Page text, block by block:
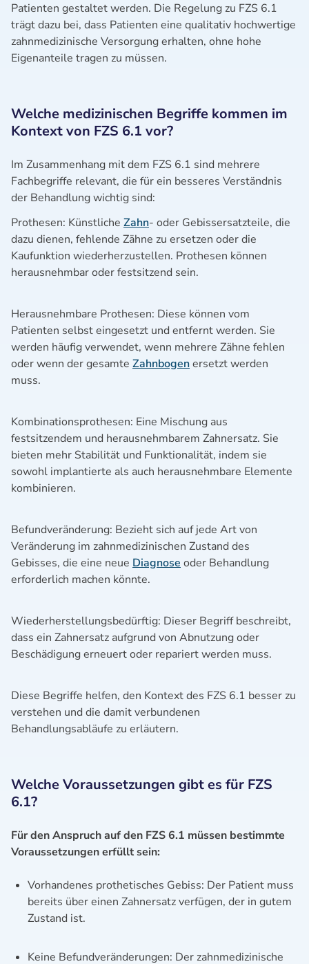
Patienten gestaltet werden. Die Regelung zu FZS 6.1
trägt dazu bei, dass Patienten eine qualitativ hochwertige
zahnmedizinische Versorgung erhalten, ohne hohe
Eigenanteile tragen zu müssen.
Welche medizinischen Begriffe kommen im
Kontext von FZS 6.1 vor?
Im Zusammenhang mit dem FZS 6.1 sind mehrere
Fachbegriffe relevant, die für ein besseres Verständnis
der Behandlung wichtig sind:
Prothesen: Künstliche Zahn- oder Gebissersatzteile, die
dazu dienen, fehlende Zähne zu ersetzen oder die
Kaufunktion wiederherzustellen. Prothesen können
herausnehmbar oder festsitzend sein.
Herausnehmbare Prothesen: Diese können vom
Patienten selbst eingesetzt und entfernt werden. Sie
werden häufig verwendet, wenn mehrere Zähne fehlen
oder wenn der gesamte Zahnbogenersetzt werden
muss.
Kombinationsprothesen: Eine Mischung aus
festsitzendem und herausnehmbarem Zahnersatz. Sie
bieten mehr Stabilität und Funktionalität, indem sie
sowohl implantierte als auch herausnehmbare Elemente
kombinieren.
Befundveränderung: Bezieht sich auf jede Art von
Veränderung im zahnmedizinischen Zustand des
Gebisses, die eine neue Diagnose oder Behandlung
erforderlich machen könnte.
Wiederherstellungsbedürftig: Dieser Begriff beschreibt,
dass ein Zahnersatz aufgrund von Abnutzung oder
Beschädigung erneuert oder repariert werden muss.
Diese Begriffe helfen, den Kontext des FZS 6.1 besser zu
verstehen und die damit verbundenen
Behandlungsabläufe zu erläutern.
Welche Voraussetzungen gibt es für FZS
6.1?
Für den Anspruch auf den FZS 6.1 müssen bestimmte
Voraussetzungen erfüllt sein:
Vorhandenes prothetisches Gebiss: Der Patient muss
bereits über einen Zahnersatz verfügen, der in gutem
Zustand ist.
Keine Befundveränderungen: Der zahnmedizinische